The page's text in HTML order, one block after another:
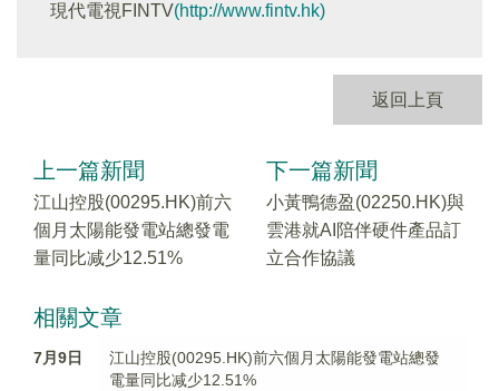
現代電視FINTV(http://www.fintv.hk)
返回上頁
上一篇新聞
江山控股(00295.HK)前六
個月太陽能發電站總發電
量同比减少12.51%
下一篇新聞
小黃鴨德盈(02250.HK)與
雲港就AI陪伴硬件產品訂
立合作協議
相關文章
7月9日
江山控股(00295.HK)前六個月太陽能發電站總發
電量同比减少12.51%